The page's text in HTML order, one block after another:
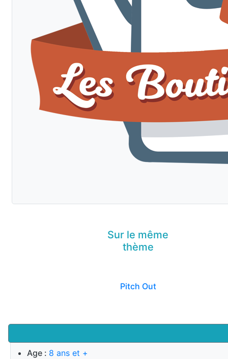
Age : 8 ans et +
Sur le même
thème
Pitch Out